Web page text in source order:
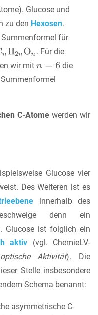
Glucose und
zu den Hexosen.
Summenformel für
. Für die
wir mit
die
C-Atomewerden wir
Glucose vier
Des Weiteren ist es
innerhalb des
denn ein
Glucose ist folglich ein
aktiv (vgl. ChemieLV-
Aktivität). Die
Stelle insbesondere
Schema benannt:
asymmetrische C-